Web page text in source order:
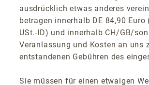
ausdrücklich etwas anderes
betragen innerhalb DE 84,90
USt.-ID) und innerhalb CH/GB/
Veranlassung und Kosten an uns
entstandenen Gebühren des
Sie müssen für einen etwaigen